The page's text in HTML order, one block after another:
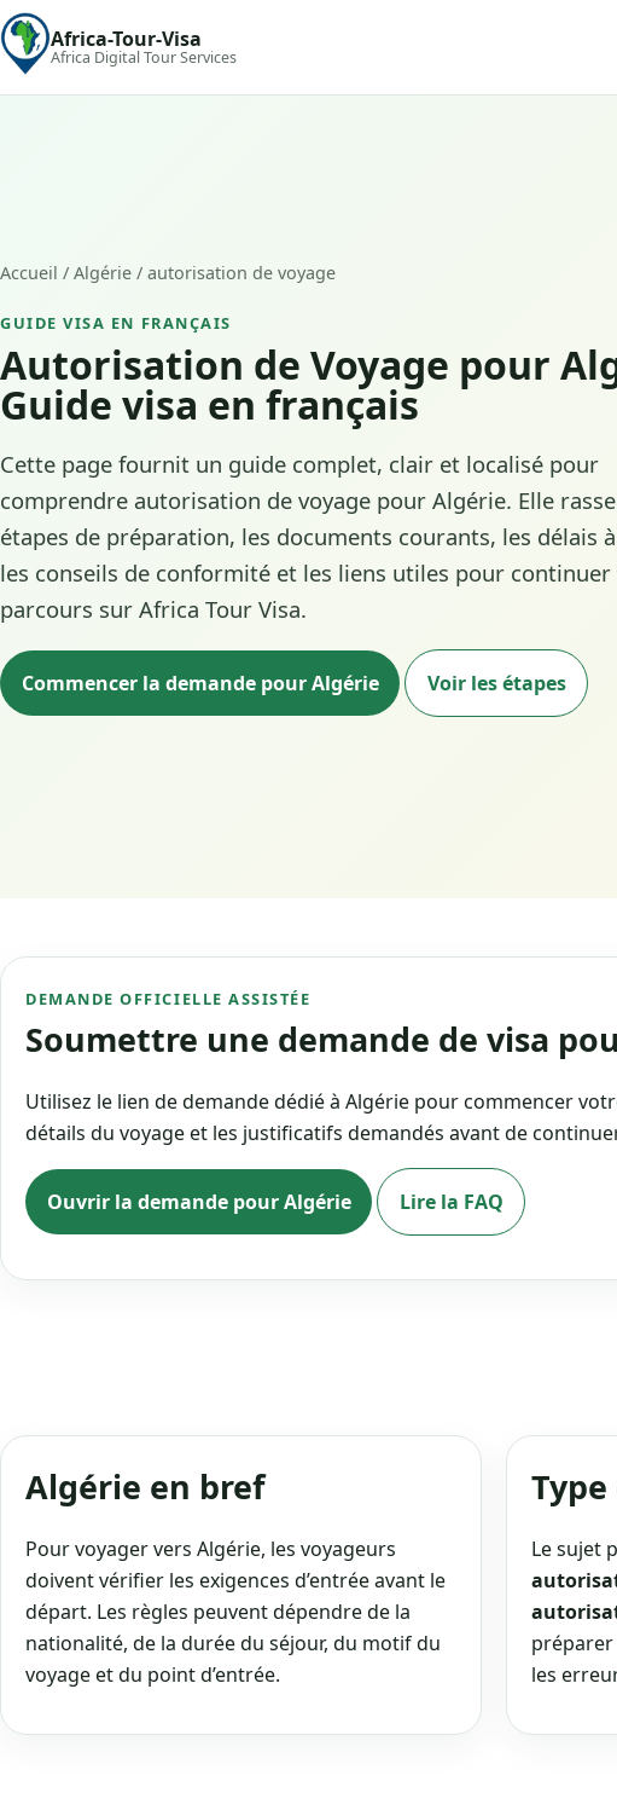
Africa-Tour-Visa
Africa Digital Tour Services
Accueil / Algérie / autorisation de voyage
GUIDE VISA EN FRANÇAIS
Autorisation de Voyage pour
Guide visa en français
Cette page fournit un guide complet, clair et localisé pour
comprendre autorisation de voyage pour Algérie. Elle
étapes de préparation, les documents courants, les délais
les conseils de conformité et les liens utiles pour
parcours sur Africa Tour Visa.
Commencer la demande pour Algérie Voir les étapes
DEMANDE OFFICIELLE ASSISTÉE
Soumettre une demande de visa
Utilisez le lien de demande dédié à Algérie pour commencer
détails du voyage et les justificatifs demandés avant de
Ouvrir la demande pour Algérie Lire la FAQ
Algérie en bref
Pour voyager vers Algérie, les voyageurs
doivent vérifier les exigences d’entrée avant le
départ. Les règles peuvent dépendre de la
nationalité, de la durée du séjour, du motif du
voyage et du point d’entrée.
Le sujet
les